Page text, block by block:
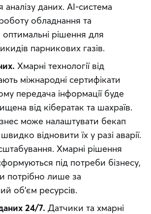
аналізу даних. AI-система
обладнання та
рішення для
парникових газів.
Хмарні технології від
міжнародні сертифікати
передача інформації буде
від кібератак та шахраїв.
може налаштувати бекап
відновити їх у разі аварії.
Хмарні рішення
під потреби бізнесу,
потрібно лише за
об’єм ресурсів.
24/7. Датчики та хмарні